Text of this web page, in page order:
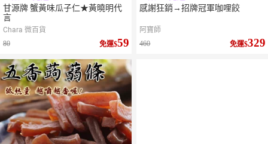
甘源牌 蟹黃味瓜子仁★黃曉明代
言
Chara 微百貨
80
免運 59
感謝狂銷→招牌冠軍咖哩餃
阿寶師
460
免運 329